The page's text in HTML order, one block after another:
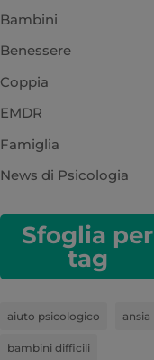
Bambini
Benessere
Coppia
EMDR
Famiglia
News di Psicologia
Sfoglia per
tag
aiuto psicologico ansia
bambini difficili